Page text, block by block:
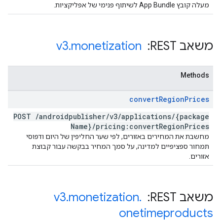
מעלה קובץ App Bundle לשיתוף פנימי של אפליקציות.
משאב REST: ‏ v3.monetization
Methods
convertRegionPrices
POST /androidpublisher/v3/applications/{package
Name}/pricing:convertRegionPrices
מחשבת את המחירים באזורים, לפי שער החליפין של היום ודפוסי
תמחור ספציפיים למדינה, על סמך המחיר בבקשה עבור קבוצת
אזורים.
משאב REST: ‏ v3.monetization.
onetimeproducts